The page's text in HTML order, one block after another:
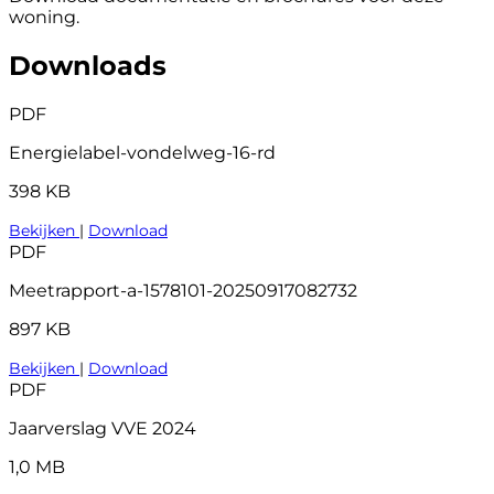
woning.
Downloads
PDF
Energielabel-vondelweg-16-rd
398 KB
Bekijken | Download
PDF
Meetrapport-a-1578101-20250917082732
897 KB
Bekijken | Download
PDF
Jaarverslag VVE 2024
1,0 MB